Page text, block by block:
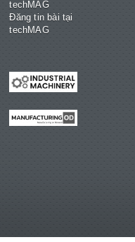
techMAG
Đăng tin bài tại
techMAG